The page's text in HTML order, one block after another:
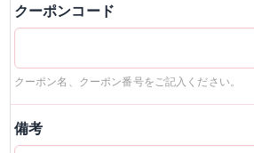
クーポンコード
クーポン名、クーポン番号をご記入ください。
備考